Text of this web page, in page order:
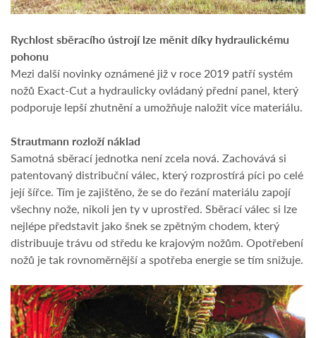
Rychlost sběracího ústrojí lze měnit díky hydraulickému
pohonu
Mezi další novinky oznámené již v roce 2019 patří systém
nožů Exact-Cut a hydraulicky ovládaný přední panel, který
podporuje lepší zhutnění a umožňuje naložit více materiálu.
Strautmann rozloží náklad
Samotná sběrací jednotka není zcela nová. Zachovává si
patentovaný distribuční válec, který rozprostírá píci po celé
její šířce. Tím je zajištěno, že se do řezání materiálu zapojí
všechny nože, nikoli jen ty v uprostřed. Sběrací válec si lze
nejlépe představit jako šnek se zpětným chodem, který
distribuuje trávu od středu ke krajovým nožům. Opotřebení
nožů je tak rovnoměrnější a spotřeba energie se tím snižuje.